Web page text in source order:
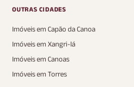
OUTRAS CIDADES
Imóveis em Capão da Canoa
Imóveis em Xangri-lá
Imóveis em Canoas
Imóveis em Torres